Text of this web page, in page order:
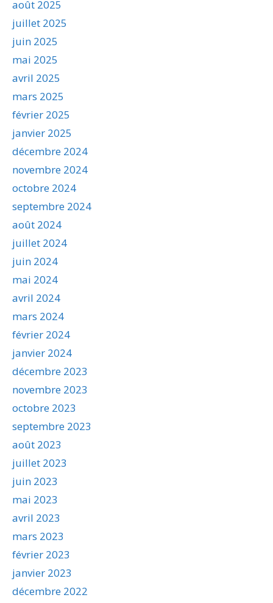
août 2025
juillet 2025
juin 2025
mai 2025
avril 2025
mars 2025
février 2025
janvier 2025
décembre 2024
novembre 2024
octobre 2024
septembre 2024
août 2024
juillet 2024
juin 2024
mai 2024
avril 2024
mars 2024
février 2024
janvier 2024
décembre 2023
novembre 2023
octobre 2023
septembre 2023
août 2023
juillet 2023
juin 2023
mai 2023
avril 2023
mars 2023
février 2023
janvier 2023
décembre 2022